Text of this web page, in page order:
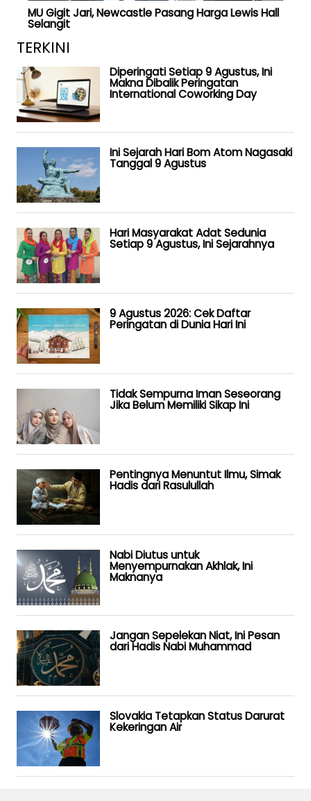
MU Gigit Jari, Newcastle Pasang Harga Lewis Hall
Selangit
TERKINI
Diperingati Setiap 9 Agustus, Ini
Makna Dibalik Peringatan
International Coworking Day
Ini Sejarah Hari Bom Atom Nagasaki
Tanggal 9 Agustus
Hari Masyarakat Adat Sedunia
Setiap 9 Agustus, Ini Sejarahnya
9 Agustus 2026: Cek Daftar
Peringatan di Dunia Hari Ini
Tidak Sempurna Iman Seseorang
Jika Belum Memiliki Sikap Ini
Pentingnya Menuntut Ilmu, Simak
Hadis dari Rasulullah
Nabi Diutus untuk
Menyempurnakan Akhlak, Ini
Maknanya
Jangan Sepelekan Niat, Ini Pesan
dari Hadis Nabi Muhammad
Slovakia Tetapkan Status Darurat
Kekeringan Air